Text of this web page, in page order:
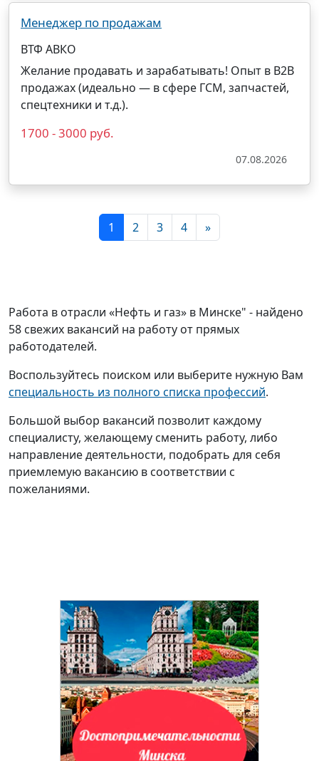
Менеджер по продажам
ВТФ АВКО
Желание продавать и зарабатывать! Опыт в B2B
продажах (идеально — в сфере ГСМ, запчастей,
спецтехники и т.д.).
1700 - 3000 руб.
07.08.2026
1 2 3 4 »
Работа в отрасли «Нефть и газ» в Минске" - найдено
58 свежих вакансий на работу от прямых
работодателей.
Воспользуйтесь поиском или выберите нужную Вам
специальность из полного списка профессий.
Большой выбор вакансий позволит каждому
специалисту, желающему сменить работу, либо
направление деятельности, подобрать для себя
приемлемую вакансию в соответствии с
пожеланиями.